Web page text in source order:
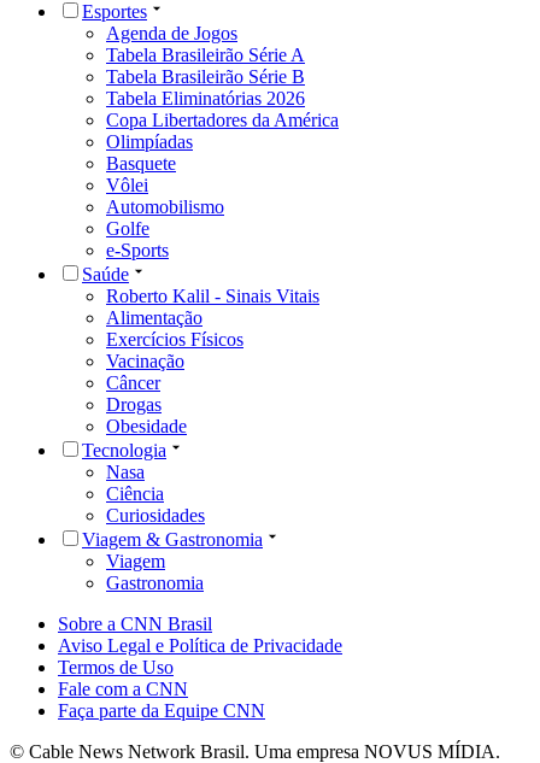
Esportes
Agenda de Jogos
Tabela Brasileirão Série A
Tabela Brasileirão Série B
Tabela Eliminatórias 2026
Copa Libertadores da América
Olimpíadas
Basquete
Vôlei
Automobilismo
Golfe
e-Sports
Saúde
Roberto Kalil - Sinais Vitais
Alimentação
Exercícios Físicos
Vacinação
Câncer
Drogas
Obesidade
Tecnologia
Nasa
Ciência
Curiosidades
Viagem & Gastronomia
Viagem
Gastronomia
Sobre a CNN Brasil
Aviso Legal e Política de Privacidade
Termos de Uso
Fale com a CNN
Faça parte da Equipe CNN
© Cable News Network Brasil. Uma empresa NOVUS MÍDIA.